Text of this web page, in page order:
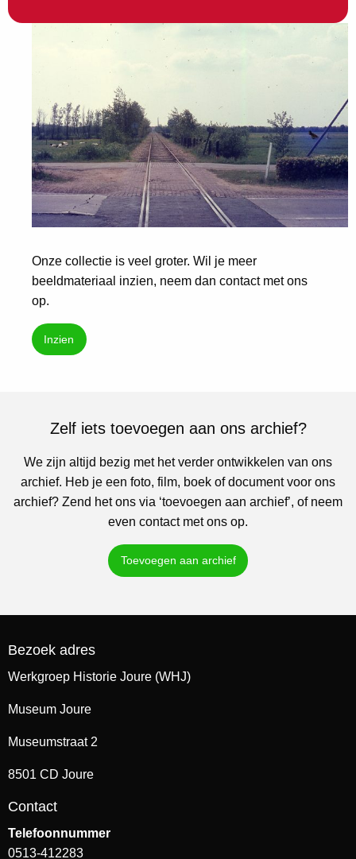
Onze collectie is veel groter. Wil je meer
beeldmateriaal inzien, neem dan contact met ons
op.
Inzien
Zelf iets toevoegen aan ons archief?
We zijn altijd bezig met het verder ontwikkelen van ons
archief. Heb je een foto, film, boek of document voor ons
archief? Zend het ons via ‘toevoegen aan archief’, of neem
even contact met ons op.
Toevoegen aan archief
Bezoek adres
Werkgroep Historie Joure (WHJ)
Museum Joure
Museumstraat 2
8501 CD Joure
Contact
Telefoonnummer
0513-412283